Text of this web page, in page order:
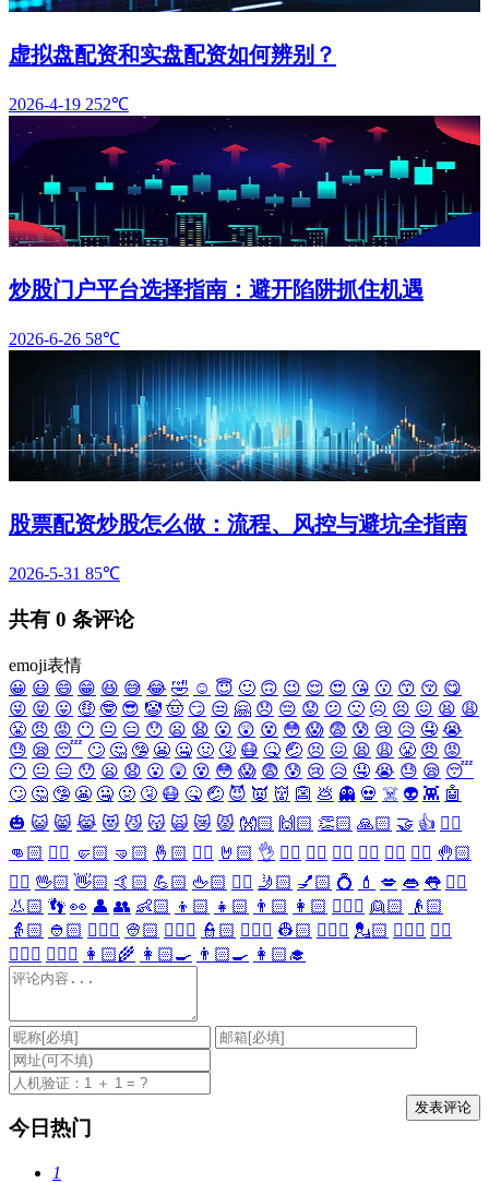
虚拟盘配资和实盘配资如何辨别？
2026-4-19 252℃
炒股门户平台选择指南：避开陷阱抓住机遇
2026-6-26 58℃
股票配资炒股怎么做：流程、风控与避坑全指南
2026-5-31 85℃
共有 0 条评论
emoji表情
😀 😃 😄 😁 😆 😅 😂 🤣 ☺️ 😇 🙂 🙃 😉 😌 😍 😘 😗 😙 😚 😋
😜 😝 😛 🤑 🤓 😎 🤡 🤠 😏 😒 🤗 😞 😔 😟 😕 🙁 ☹️ 😣 😖 😫 😩
😤 😠 😡 😶 😐 😑 😯 😦 😧 😮 😲 😵 😳 😱 😨 😰 😢 😥 🤤 😭
😓 😪 😴 🙄 🤔 🤥 😬 🤐 🤢 🤧 😷 🤒 🤕 😣 😖 😫 😩 😤 😠 😡
😶 😐 😑 😯 😦 😧 😮 😲 😵 😳 😱 😨 😰 😢 😥 🤤 😭 😓 😪 😴
🙄 🤔 🤥 😬 🤐 🤢 🤧 😷 🤒 🤕 😈 👿 👹 👺 💩 👻 💀 ☠️ 👽 👾 🤖
🎃 😺 😸 😹 😻 😼 😽 🙀 😿 😾 👐🏻 🙌🏻 👏🏻 🙏🏻 🤝 👍 👎🏻
👊🏻 ✊🏻 🤛🏻 🤜🏻 🤞🏻 ✌🏻 🤘🏻 👌 👈🏻 👉🏻 👆🏻 👇🏻 ☝🏻 ✋🏻 🤚🏻
🖐🏻 🖖🏻 👋🏻 🤙🏻 💪🏻 🖕🏻 ✍🏻 🤳🏻 💅🏻 💍 💄 💋 👄 👅 👂🏻
👃🏻 👣 👀 👤 👥 👶🏻 👦🏻 👧🏻 👨🏻 👩🏻 👱🏻‍♀️ 👱🏻
👴🏻
👵🏻 👲🏻 👳🏻‍♀️ 👳🏻 👮🏻‍♀️ 👮🏻 👷🏻‍♀️ 👷🏻 💂🏻‍♀️ 💂🏻 🕵🏻‍♀️ 🕵🏻
👩🏻‍⚕️ 👨🏻‍⚕️ 👩🏻‍🌾 👩🏻‍🍳 👨🏻‍🍳 👩🏻‍🎓
今日热门
1